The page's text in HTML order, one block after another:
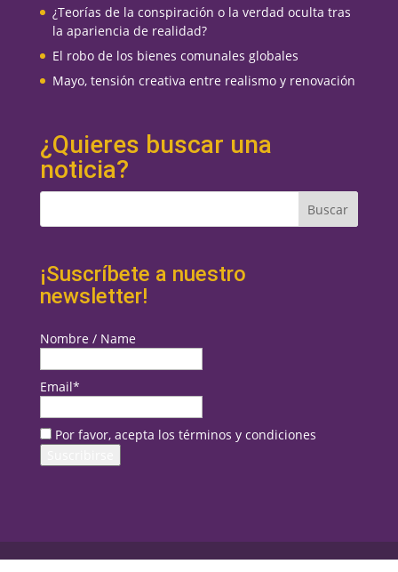
¿Teorías de la conspiración o la verdad oculta tras
la apariencia de realidad?
El robo de los bienes comunales globales
Mayo, tensión creativa entre realismo y renovación
¿Quieres buscar una
noticia?
¡Suscríbete a nuestro
newsletter!
Nombre / Name
Email*
Por favor, acepta los términos y condiciones